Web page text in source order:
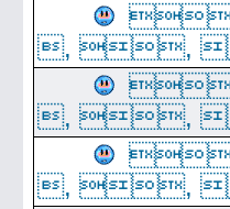
, ,
, ,
, ,